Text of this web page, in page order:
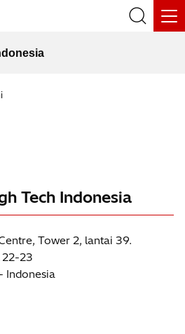
Tech Indonesia
Tower 2, lantai 39.
22-23
Indonesia